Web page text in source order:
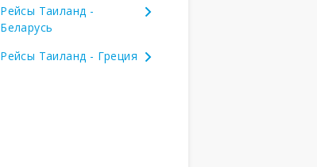
Рейсы Таиланд -
Беларусь
Рейсы Таиланд - Греция